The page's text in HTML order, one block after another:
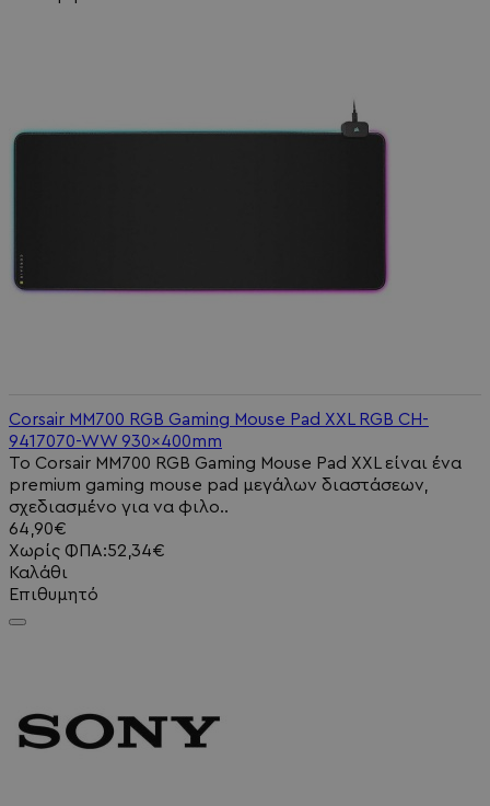
Corsair MM700 RGB Gaming Mouse Pad XXL RGB CH-
9417070-WW 930x400mm
Το Corsair MM700 RGB Gaming Mouse Pad XXL είναι ένα
premium gaming mouse pad μεγάλων διαστάσεων,
σχεδιασμένο για να φιλο..
64,90€
Χωρίς ΦΠΑ:52,34€
Καλάθι
Επιθυμητό